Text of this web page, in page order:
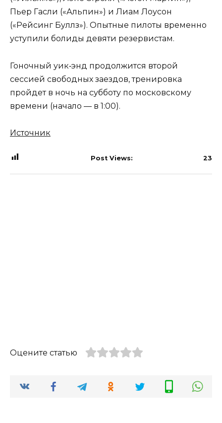
Пьер Гасли («Альпин») и Лиам Лоусон
(«Рейсинг Буллз»). Опытные пилоты временно
уступили болиды девяти резервистам.
Гоночный уик‑энд продолжится второй
сессией свободных заездов, тренировка
пройдет в ночь на субботу по московскому
времени (начало — в 1:00).
Источник
Post Views: 23
Оцените статью